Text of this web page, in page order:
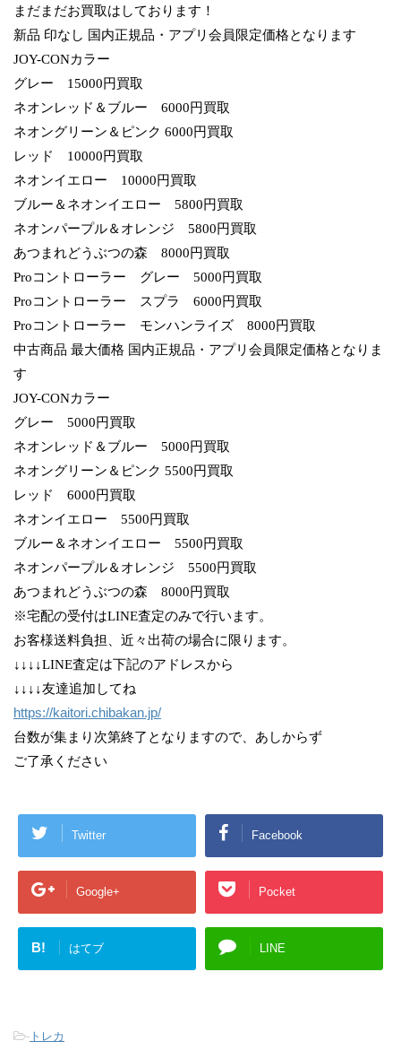
まだまだお買取はしております！
新品 印なし 国内正規品・アプリ会員限定価格となります
JOY-CONカラー
グレー 15000円買取
ネオンレッド＆ブルー 6000円買取
ネオングリーン＆ピンク 6000円買取
レッド 10000円買取
ネオンイエロー 10000円買取
ブルー＆ネオンイエロー 5800円買取
ネオンパープル＆オレンジ 5800円買取
あつまれどうぶつの森 8000円買取
Proコントローラー グレー 5000円買取
Proコントローラー スプラ 6000円買取
Proコントローラー モンハンライズ 8000円買取
中古商品 最大価格 国内正規品・アプリ会員限定価格となりま
す
JOY-CONカラー
グレー 5000円買取
ネオンレッド＆ブルー 5000円買取
ネオングリーン＆ピンク 5500円買取
レッド 6000円買取
ネオンイエロー 5500円買取
ブルー＆ネオンイエロー 5500円買取
ネオンパープル＆オレンジ 5500円買取
あつまれどうぶつの森 8000円買取
※宅配の受付はLINE査定のみで行います。
お客様送料負担、近々出荷の場合に限ります。
↓↓↓↓LINE査定は下記のアドレスから
↓↓↓↓友達追加してね
https://kaitori.chibakan.jp/
台数が集まり次第終了となりますので、あしからず
ご了承ください
Twitter Facebook
Google+ Pocket
B! はてブ LINE
- トレカ